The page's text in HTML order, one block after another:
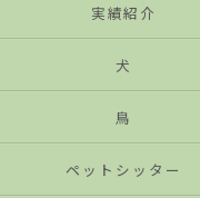
実績紹介
犬
鳥
ペットシッター